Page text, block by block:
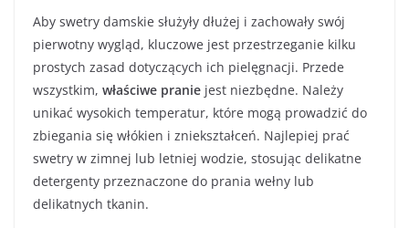
Aby swetry damskie służyły dłużej i zachowały swój
pierwotny wygląd, kluczowe jest przestrzeganie kilku
prostych zasad dotyczących ich pielęgnacji. Przede
wszystkim, właściwe pranie jest niezbędne. Należy
unikać wysokich temperatur, które mogą prowadzić do
zbiegania się włókien i zniekształceń. Najlepiej prać
swetry w zimnej lub letniej wodzie, stosując delikatne
detergenty przeznaczone do prania wełny lub
delikatnych tkanin.